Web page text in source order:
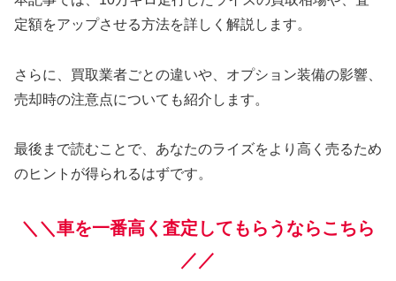
定額をアップさせる方法を詳しく解説します。
さらに、買取業者ごとの違いや、オプション装備の影響、
売却時の注意点についても紹介します。
最後まで読むことで、あなたのライズをより高く売るため
のヒントが得られるはずです。
＼＼車を一番高く査定してもらうならこちら
／／